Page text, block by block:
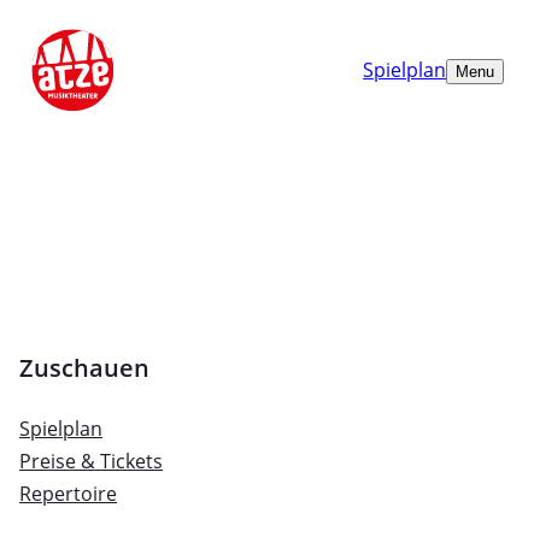
Spielplan Menu
Zuschauen
Spielplan
Preise & Tickets
Repertoire